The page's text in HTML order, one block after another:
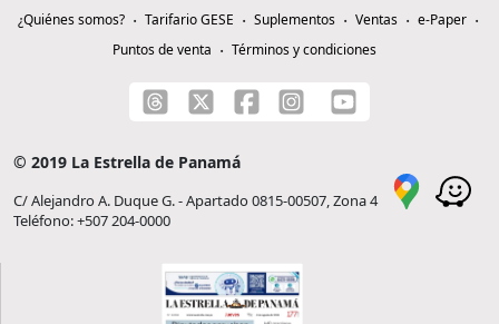
¿Quiénes somos? Tarifario GESE Suplementos Ventas
e-Paper
Puntos de venta
Términos y condiciones
© 2019 La Estrella de Panamá
C/ Alejandro A. Duque G. - Apartado 0815-00507, Zona 4
Teléfono: +507 204-0000